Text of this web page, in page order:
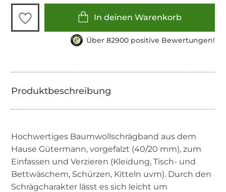
In deinen Warenkorb
Über 82900 positive Bewertungen!
Hochwertiges Baumwollschrägband aus dem
Hause Gütermann, vorgefalzt (40/20 mm), zum
Einfassen und Verzieren (Kleidung, Tisch- und
Bettwäschem, Schürzen, Kitteln uvm). Durch den
Schrägcharakter lässt es sich leicht um